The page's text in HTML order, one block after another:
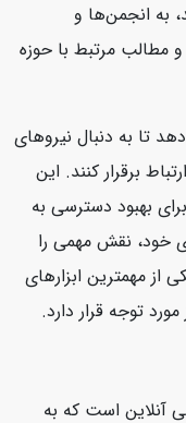
به انجمن‌ها و
مرتبط با حوزه
تا به دنبال نیروهای
برقرار کنند. این
بهبود دسترسی به
نقش مهمی را
از مهمترین ابزارهای
توجه قرار دارد.
است که به